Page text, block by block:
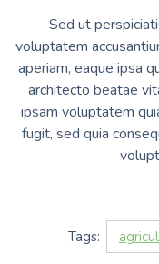
Sed ut
voluptatem
aperiam, eaque ipsa
architecto beatae
ipsam voluptatem
fugit, sed quia
Tags: